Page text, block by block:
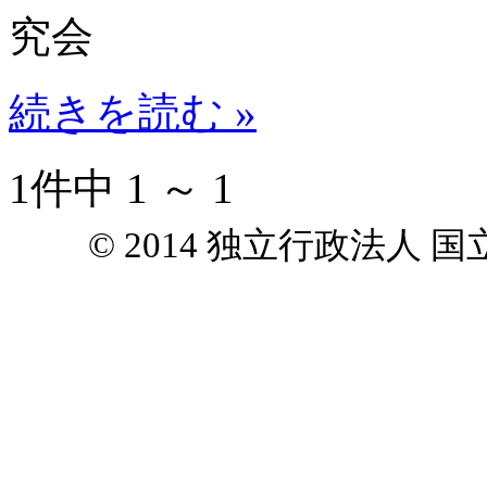
究会
続きを読む »
1件中 1 ～ 1
© 2014 独立行政法人 国